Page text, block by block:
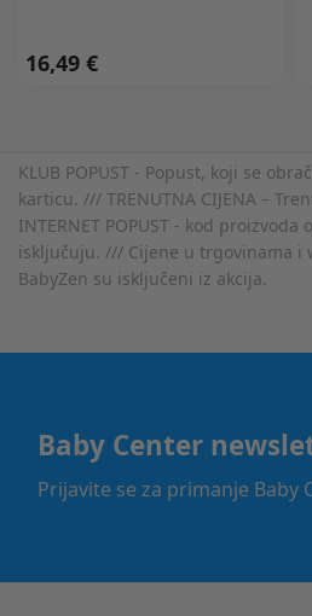
16,49 €
KLUB POPUST - Popust, koji se
karticu. /// TRENUTNA CIJENA –
INTERNET POPUST - kod
isključuju. /// Cijene u trgovinama i
BabyZen su isključeni iz akcija.
Baby Center
Prijavite se za primanje Baby